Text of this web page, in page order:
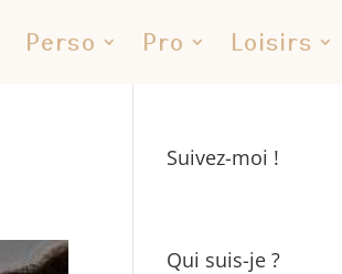
Perso Pro Loisirs
Suivez-moi !
Qui suis-je ?